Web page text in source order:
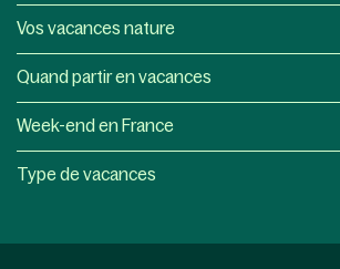
Vos vacances nature
Quand partir en vacances
Week-end en France
Type de vacances